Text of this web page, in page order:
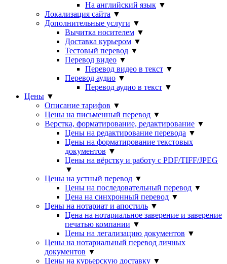
На английский язык ▼
Локализация сайта ▼
Дополнительные услуги ▼
Вычитка носителем ▼
Доставка курьером ▼
Тестовый перевод ▼
Перевод видео ▼
Перевод видео в текст ▼
Перевод аудио ▼
Перевод аудио в текст ▼
Цены ▼
Описание тарифов ▼
Цены на письменный перевод ▼
Верстка, форматирование, редактирование ▼
Цены на редактирование перевода ▼
Цены на форматирование текстовых
документов ▼
Цены на вёрстку и работу с PDF/TIFF/JPEG
▼
Цены на устный перевод ▼
Цены на последовательный перевод ▼
Цена на синхронный перевод ▼
Цены на нотариат и апостиль ▼
Цена на нотариальное заверение и заверение
печатью компании ▼
Цены на легализацию документов ▼
Цены на нотариальный перевод личных
документов ▼
Цены на курьерскую доставку ▼